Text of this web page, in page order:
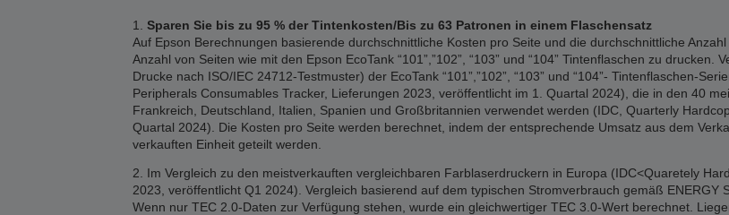
1. Sparen Sie bis zu 95 % der Tintenkosten/Bis zu 63 Patronen in einem Flaschensatz
Auf Epson Berechnungen basierende durchschnittliche Kosten pro Seite und die durchschnittliche
Anzahl von Seiten wie mit den Epson EcoTank “101”,”102”, “103” und “104” Tintenflaschen zu
Drucke nach ISO/IEC 24712-Testmuster) der EcoTank “101”,”102”, “103” und “104”- Tintenflaschen-
Peripherals Consumables Tracker, Lieferungen 2023, veröffentlicht im 1. Quartal 2024), die in den 40
Frankreich, Deutschland, Italien, Spanien und Großbritannien verwendet werden (IDC, Quarterly
Quartal 2024). Die Kosten pro Seite werden berechnet, indem der entsprechende Umsatz aus dem
verkauften Einheit geteilt werden.
2. Im Vergleich zu den meistverkauften vergleichbaren Farblaserdruckern in Europa (IDC<Quaretely
2023, veröffentlicht Q1 2024). Vergleich basierend auf dem typischen Stromverbrauch gemäß ENERGY
Wenn nur TEC 2.0-Daten zur Verfügung stehen, wurde ein gleichwertiger TEC 3.0-Wert berechnet.